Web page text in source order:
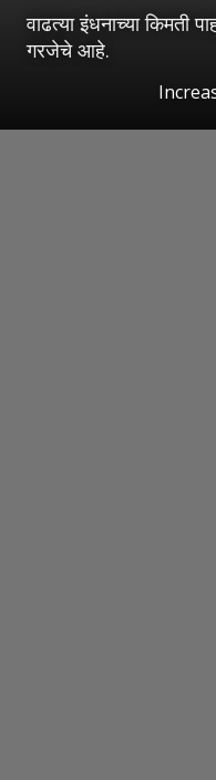
वाढत्या इंधनाच्या किमती
गरजेचे आहे.